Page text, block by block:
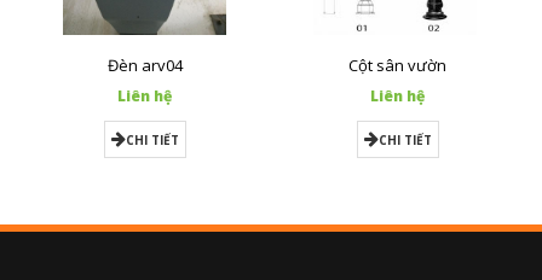
Đèn arv04
Liên hệ
CHI TIẾT
Cột sân vườn
Liên hệ
CHI TIẾT